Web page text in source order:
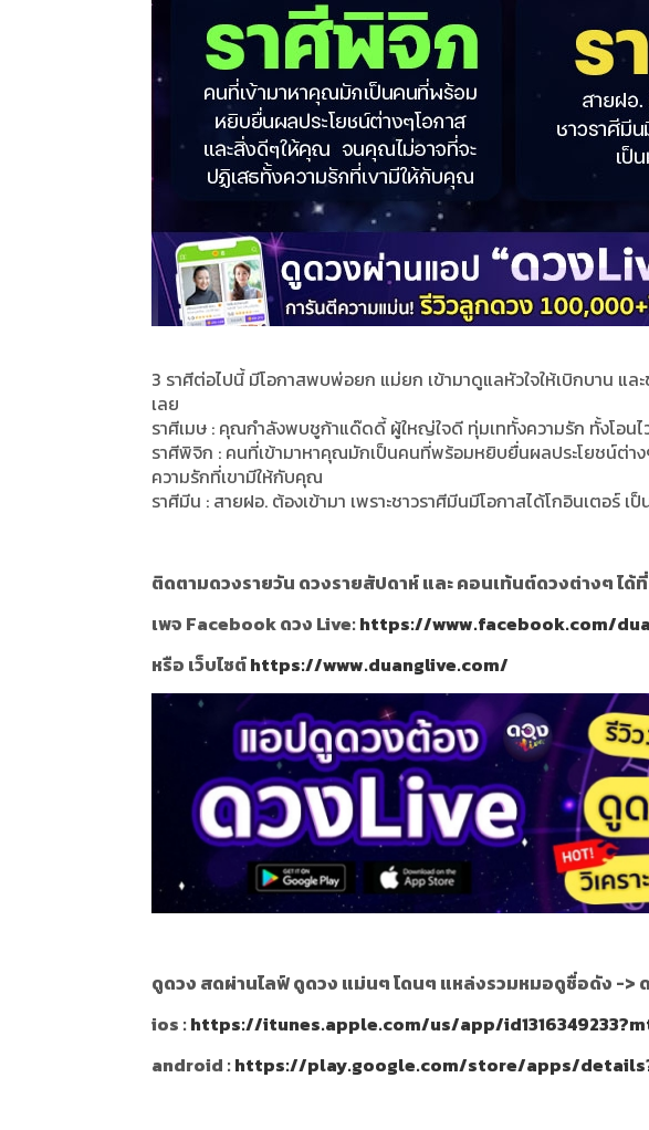
3 ราศีต่อไปนี้ มีโอกาสพบพ่อยก แม่ยก เข้ามาดูแลหัวใจให้เบิกบาน แ
เลย
ราศีเมษ : คุณกำลังพบชูก้าแด๊ดดี้ ผู้ใหญ่ใจดี ทุ่มเททั้งความรัก ทั้งโอน
ราศีพิจิก : คนที่เข้ามาหาคุณมักเป็นคนที่พร้อมหยิบยื่นผลประโยชน์ต่า
ความรักที่เขามีให้กับคุณ
ราศีมีน : สายฝอ. ต้องเข้ามา เพราะชาวราศีมีนมีโอกาสได้โกอินเตอร์ เ
ติดตามดวงรายวัน ดวงรายสัปดาห์ และ คอนเท้นต์ดวงต่างๆ ได้ที่
เพจ Facebook ดวง Live:https://www.facebook.com/
หรือ เว็บไซต์https://www.duanglive.com/
ดูดวง สดผ่านไลฟ์ ดูดวง แม่นๆ โดนๆ แหล่งรวมหมอดูชื่อดัง ->
ios :https://itunes.apple.com/us/app/
android :https://play.google.com/store/apps/